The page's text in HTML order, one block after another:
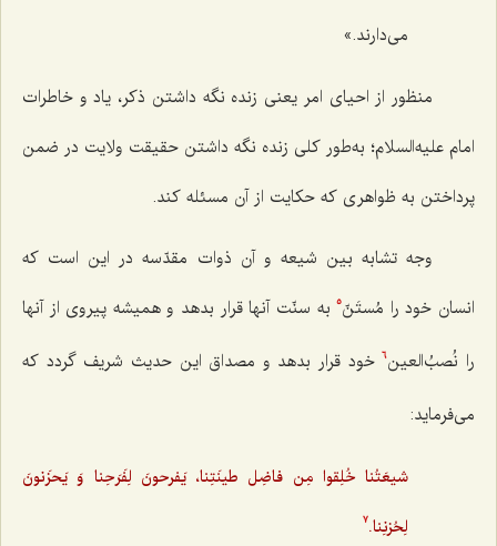
می‌دارند.»
منظور از احيای امر يعنى زنده نگه داشتن ذكر، ياد و خاطرات
امام عليه‌السلام؛ به‌طور كلى زنده نگه‌ داشتن حقيقت ولايت در ضمن
پرداختن به ظواهرى كه حكايت از آن مسئله كند.
وجه تشابه بين شيعه و آن ذوات مقدّسه در اين است كه
انسان خود را مُستَنّ5به سنّت آنها قرار بدهد و هميشه پيروى از آنها
را نُصبُ‌العين6خود قرار بدهد و مصداق این حدیث شریف گردد که
می‌فرماید:
شيعَتُنا خُلِقوا مِن فاضِل طينَتِنا، يَفرحونَ لِفَرَحِنا وَ يَحزَنونَ
لِحُزنِنا.7